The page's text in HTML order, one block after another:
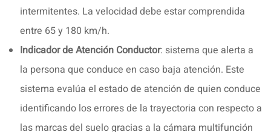
intermitentes. La velocidad debe estar comprendida
entre 65 y 180 km/h.
Indicador de Atención Conductor: sistema que alerta a
la persona que conduce en caso baja atención. Este
sistema evalúa el estado de atención de quien conduce
identificando los errores de la trayectoria con respecto a
las marcas del suelo gracias a la cámara multifunción